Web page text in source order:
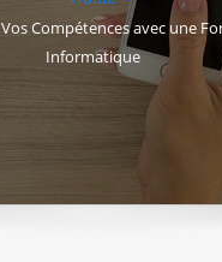
Compétences avec une
Informatique